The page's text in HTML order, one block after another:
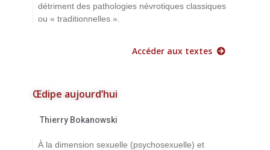
détriment des pathologies névrotiques classiques
ou « traditionnelles ».
Accéder aux textes
Œdipe aujourd’hui
Thierry Bokanowski
À la dimension sexuelle (psychosexuelle) et